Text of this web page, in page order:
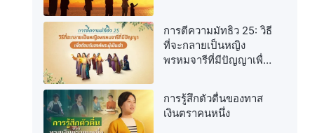
การตีความมัทธิว 25: วิธี
ที่จะกลายเป็นหญิง
พรหมจารีที่มีปัญญาเพื่อ
การรู้สึกตัวตื่นของทาส
เงินตราคนหนึ่ง